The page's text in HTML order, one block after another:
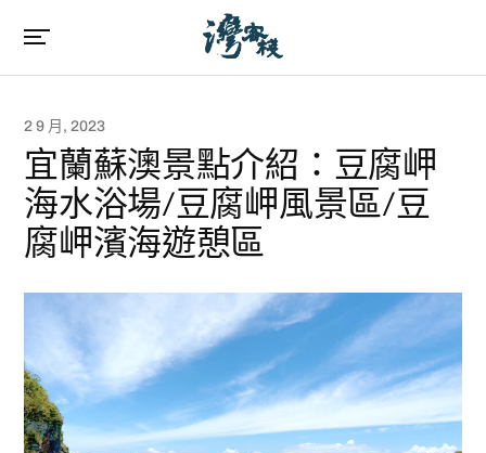
2 9 月, 2023
宜蘭蘇澳景點介紹：豆腐岬
海水浴場/豆腐岬風景區/豆
腐岬濱海遊憩區